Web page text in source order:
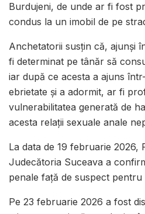
Burdujeni, de unde ar fi fost
condus la un imobil de pe
Anchetatorii susțin că, ajunși
fi determinat pe tânăr să
iar după ce acesta a ajuns
ebrietate și a adormit, ar fi
vulnerabilitatea generată de
acesta relații sexuale anale
La data de 19 februarie 2026,
Judecătoria Suceava a
penale față de suspect
Pe 23 februarie 2026 a fost